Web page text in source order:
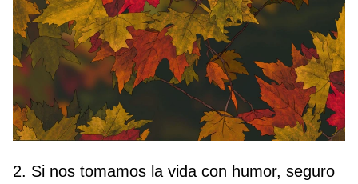
2. Si nos tomamos la vida con humor, seguro